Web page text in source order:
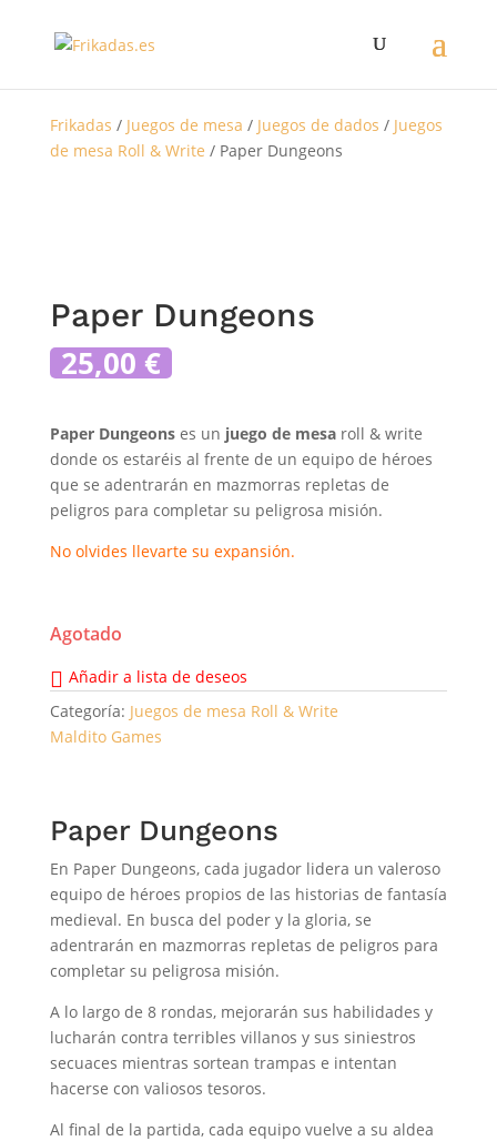
Frikadas / Juegos de mesa / Juegos de dados / Juegos
de mesa Roll & Write / Paper Dungeons
Paper Dungeons
25,00 €
Paper Dungeonses un juego de mesaroll & write
donde os estaréis al frente de un equipo de héroes
que se adentrarán en mazmorras repletas de
peligros para completar su peligrosa misión.
No olvides llevarte su expansión.
Agotado
Añadir a lista de deseos
Categoría: Juegos de mesa Roll & Write
Maldito Games
Paper Dungeons
En Paper Dungeons, cada jugador lidera un valeroso
equipo de héroes propios de las historias de fantasía
medieval. En busca del poder y la gloria, se
adentrarán en mazmorras repletas de peligros para
completar su peligrosa misión.
A lo largo de 8 rondas, mejorarán sus habilidades y
lucharán contra terribles villanos y sus siniestros
secuaces mientras sortean trampas e intentan
hacerse con valiosos tesoros.
Al final de la partida, cada equipo vuelve a su aldea